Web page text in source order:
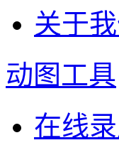
关于我
动图工具
在线